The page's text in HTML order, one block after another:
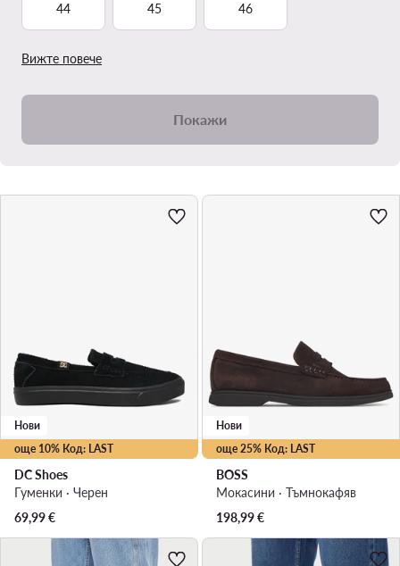
44 45 46
Вижте повече
Покажи
още 10% Код: LAST
Нови
DC Shoes
Гуменки · Черен
69,99€
още 25% Код: LAST
Нови
BOSS
Мокасини · Тъмнокафяв
198,99€